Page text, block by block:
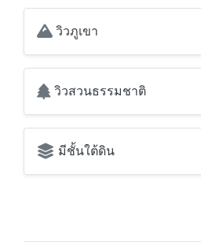
วิวภูเขา
วิวสวนธรรมชาติ
มีชั้นใต้ดิน